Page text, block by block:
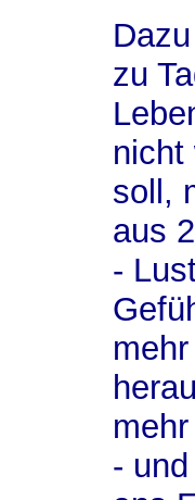
zu
nicht
soll,
aus
-
-